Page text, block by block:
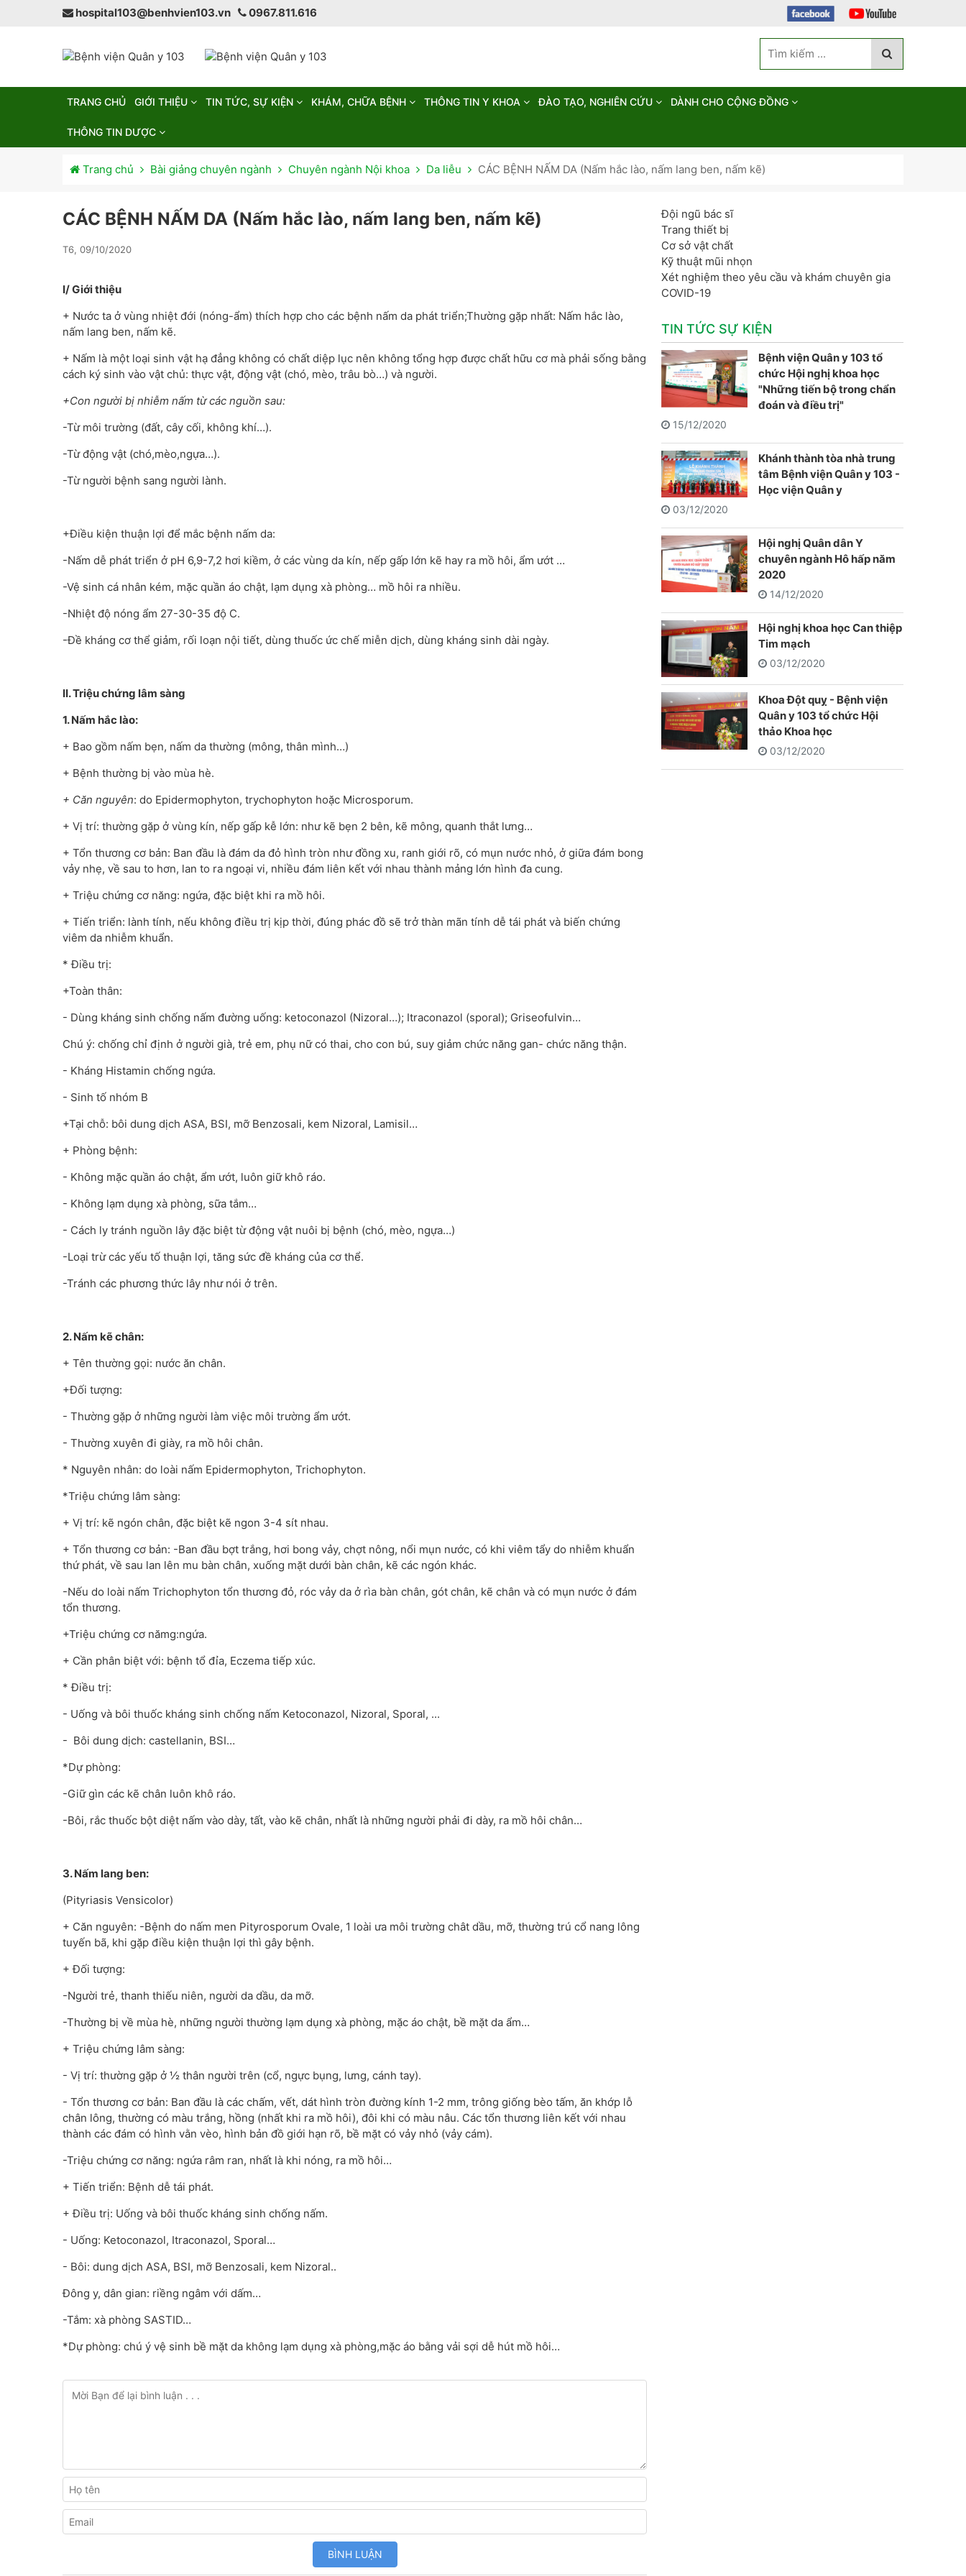
hospital103@benhvien103.vn 0967.811.616
TRANG CHỦ GIỚI THIỆU TIN TỨC, SỰ KIỆN KHÁM, CHỮA BỆNH THÔNG TIN Y KHOA ĐÀO TẠO, NGHIÊN CỨU DÀNH CHO CỘNG ĐỒNG
THÔNG TIN DƯỢC
Trang chủ Bài giảng chuyên ngành Chuyên ngành Nội khoa Da liễu CÁC BỆNH NẤM DA (Nấm hắc lào, nấm lang ben, nấm kẽ)
CÁC BỆNH NẤM DA (Nấm hắc lào, nấm lang ben, nấm kẽ)
T6, 09/10/2020
I/ Giới thiệu
+ Nước ta ở vùng nhiệt đới (nóng-ẩm) thích hợp cho các bệnh nấm da phát triển;Thường gặp nhất: Nấm hắc lào,
nấm lang ben, nấm kẽ.
+ Nấm là một loại sinh vật hạ đẳng không có chất diệp lục nên không tổng hợp được chất hữu cơ mà phải sống bằng
cách ký sinh vào vật chủ: thực vật, động vật (chó, mèo, trâu bò…) và người.
+Con người bị nhiễm nấm từ các nguồn sau:
-Từ môi trường (đất, cây cối, không khí…).
-Từ động vật (chó,mèo,ngựa…).
-Từ người bệnh sang người lành.
+Điều kiện thuận lợi để mắc bệnh nấm da:
-Nấm dễ phát triển ở pH 6,9-7,2 hơi kiềm, ở các vùng da kín, nếp gấp lớn kẽ hay ra mồ hôi, ẩm ướt …
-Vệ sinh cá nhân kém, mặc quần áo chật, lạm dụng xà phòng… mồ hôi ra nhiều.
-Nhiệt độ nóng ẩm 27-30-35 độ C.
-Đề kháng cơ thể giảm, rối loạn nội tiết, dùng thuốc ức chế miễn dịch, dùng kháng sinh dài ngày.
II. Triệu chứng lâm sàng
1. Nấm hắc lào:
+ Bao gồm nấm bẹn, nấm da thường (mông, thân mình…)
+ Bệnh thường bị vào mùa hè.
+ Căn nguyên: do Epidermophyton, trychophyton hoặc Microsporum.
+ Vị trí: thường gặp ở vùng kín, nếp gấp kễ lớn: như kẽ bẹn 2 bên, kẽ mông, quanh thắt lưng…
+ Tổn thương cơ bản: Ban đầu là đám da đỏ hình tròn như đồng xu, ranh giới rõ, có mụn nước nhỏ, ở giữa đám bong
vảy nhẹ, về sau to hơn, lan to ra ngoại vi, nhiều đám liên kết với nhau thành mảng lớn hình đa cung.
+ Triệu chứng cơ năng: ngứa, đặc biệt khi ra mồ hôi.
+ Tiến triển: lành tính, nếu không điều trị kịp thời, đúng phác đồ sẽ trở thàn mãn tính dễ tái phát và biến chứng
viêm da nhiễm khuẩn.
* Điều trị:
+Toàn thân:
- Dùng kháng sinh chống nấm đường uống: ketoconazol (Nizoral…); Itraconazol (sporal); Griseofulvin…
Chú ý: chống chỉ định ở người già, trẻ em, phụ nữ có thai, cho con bú, suy giảm chức năng gan- chức năng thận.
- Kháng Histamin chống ngứa.
- Sinh tố nhóm B
+Tại chỗ: bôi dung dịch ASA, BSI, mỡ Benzosali, kem Nizoral, Lamisil…
+ Phòng bệnh:
- Không mặc quần áo chật, ẩm ướt, luôn giữ khô ráo.
- Không lạm dụng xà phòng, sữa tắm…
- Cách ly tránh nguồn lây đặc biệt từ động vật nuôi bị bệnh (chó, mèo, ngựa…)
-Loại trừ các yếu tố thuận lợi, tăng sức đề kháng của cơ thể.
-Tránh các phương thức lây như nói ở trên.
2. Nấm kẽ chân:
+ Tên thường gọi: nước ăn chân.
+Đối tượng:
- Thường gặp ở những người làm việc môi trường ẩm ướt.
- Thường xuyên đi giày, ra mồ hôi chân.
* Nguyên nhân: do loài nấm Epidermophyton, Trichophyton.
*Triệu chứng lâm sàng:
+ Vị trí: kẽ ngón chân, đặc biệt kẽ ngon 3-4 sít nhau.
+ Tổn thương cơ bản: -Ban đầu bợt trắng, hơi bong vảy, chợt nông, nổi mụn nước, có khi viêm tẩy do nhiễm khuẩn
thứ phát, về sau lan lên mu bàn chân, xuống mặt dưới bàn chân, kẽ các ngón khác.
-Nếu do loài nấm Trichophyton tổn thương đỏ, róc vảy da ở rìa bàn chân, gót chân, kẽ chân và có mụn nước ở đám
tổn thương.
+Triệu chứng cơ nămg:ngứa.
+ Cần phân biệt với: bệnh tổ đỉa, Eczema tiếp xúc.
* Điều trị:
- Uống và bôi thuốc kháng sinh chống nấm Ketoconazol, Nizoral, Sporal, ...
- Bôi dung dịch: castellanin, BSI…
*Dự phòng:
-Giữ gìn các kẽ chân luôn khô ráo.
-Bôi, rắc thuốc bột diệt nấm vào dày, tất, vào kẽ chân, nhất là những người phải đi dày, ra mồ hôi chân…
3. Nấm lang ben:
(Pityriasis Vensicolor)
+ Căn nguyên: -Bệnh do nấm men Pityrosporum Ovale, 1 loài ưa môi trường chât dầu, mỡ, thường trú cổ nang lông
tuyến bã, khi gặp điều kiện thuận lợi thì gây bệnh.
+ Đối tượng:
-Người trẻ, thanh thiếu niên, người da dầu, da mỡ.
-Thường bị về mùa hè, những người thường lạm dụng xà phòng, mặc áo chật, bề mặt da ẩm…
+ Triệu chứng lâm sàng:
- Vị trí: thường gặp ở ½ thân người trên (cổ, ngực bụng, lưng, cánh tay).
- Tổn thương cơ bản: Ban đầu là các chấm, vết, dát hình tròn đường kính 1-2 mm, trông giống bèo tấm, ăn khớp lỗ
chân lông, thường có màu trắng, hồng (nhất khi ra mồ hôi), đôi khi có màu nâu. Các tổn thương liên kết với nhau
thành các đám có hình vằn vèo, hình bản đồ giới hạn rõ, bề mặt có vảy nhỏ (vảy cám).
-Triệu chứng cơ năng: ngứa râm ran, nhất là khi nóng, ra mồ hôi…
+ Tiến triển: Bệnh dễ tái phát.
+ Điều trị: Uống và bôi thuốc kháng sinh chống nấm.
- Uống: Ketoconazol, Itraconazol, Sporal…
- Bôi: dung dịch ASA, BSI, mỡ Benzosali, kem Nizoral..
Đông y, dân gian: riềng ngâm với dấm…
-Tắm: xà phòng SASTID…
*Dự phòng: chú ý vệ sinh bề mặt da không lạm dụng xà phòng,mặc áo bằng vải sợi dễ hút mồ hôi…
Đội ngũ bác sĩ
Trang thiết bị
Cơ sở vật chất
Kỹ thuật mũi nhọn
Xét nghiệm theo yêu cầu và khám chuyên gia
COVID-19
TIN TỨC SỰ KIỆN
Bệnh viện Quân y 103 tổ
chức Hội nghị khoa học
"Những tiến bộ trong chẩn
đoán và điều trị"
15/12/2020
Khánh thành tòa nhà trung
tâm Bệnh viện Quân y 103 -
Học viện Quân y
03/12/2020
Hội nghị Quân dân Y
chuyên ngành Hô hấp năm
2020
14/12/2020
Hội nghị khoa học Can thiệp
Tim mạch
03/12/2020
Khoa Đột quỵ - Bệnh viện
Quân y 103 tổ chức Hội
thảo Khoa học
03/12/2020